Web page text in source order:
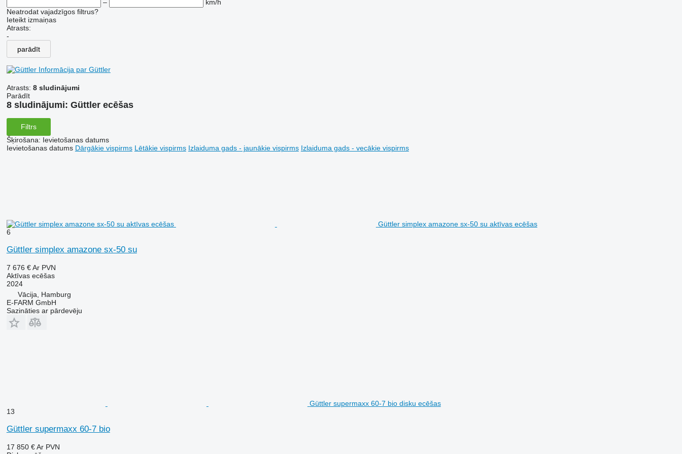
–
km/h
Neatrodat vajadzīgos filtrus?
Ieteikt izmaiņas
Atrasts:
-
parādīt
Informācija par Güttler
Atrasts: 8 sludinājumi
Parādīt
8 sludinājumi: Güttler ecēšas
Filtrs
Šķirošana: Ievietošanas datums
Ievietošanas datums Dārgākie vispirms Lētākie vispirms Izlaiduma gads - jaunākie vispirms Izlaiduma gads - vecākie vispirms
Güttler simplex amazone sx-50 su aktīvas ecēšas
6
Güttler simplex amazone sx-50 su
7 676 € Ar PVN
Aktīvas ecēšas
2024
Vācija, Hamburg
E-FARM GmbH
Sazināties ar pārdevēju
Güttler supermaxx 60-7 bio disku ecēšas
13
Güttler supermaxx 60-7 bio
17 850 € Ar PVN